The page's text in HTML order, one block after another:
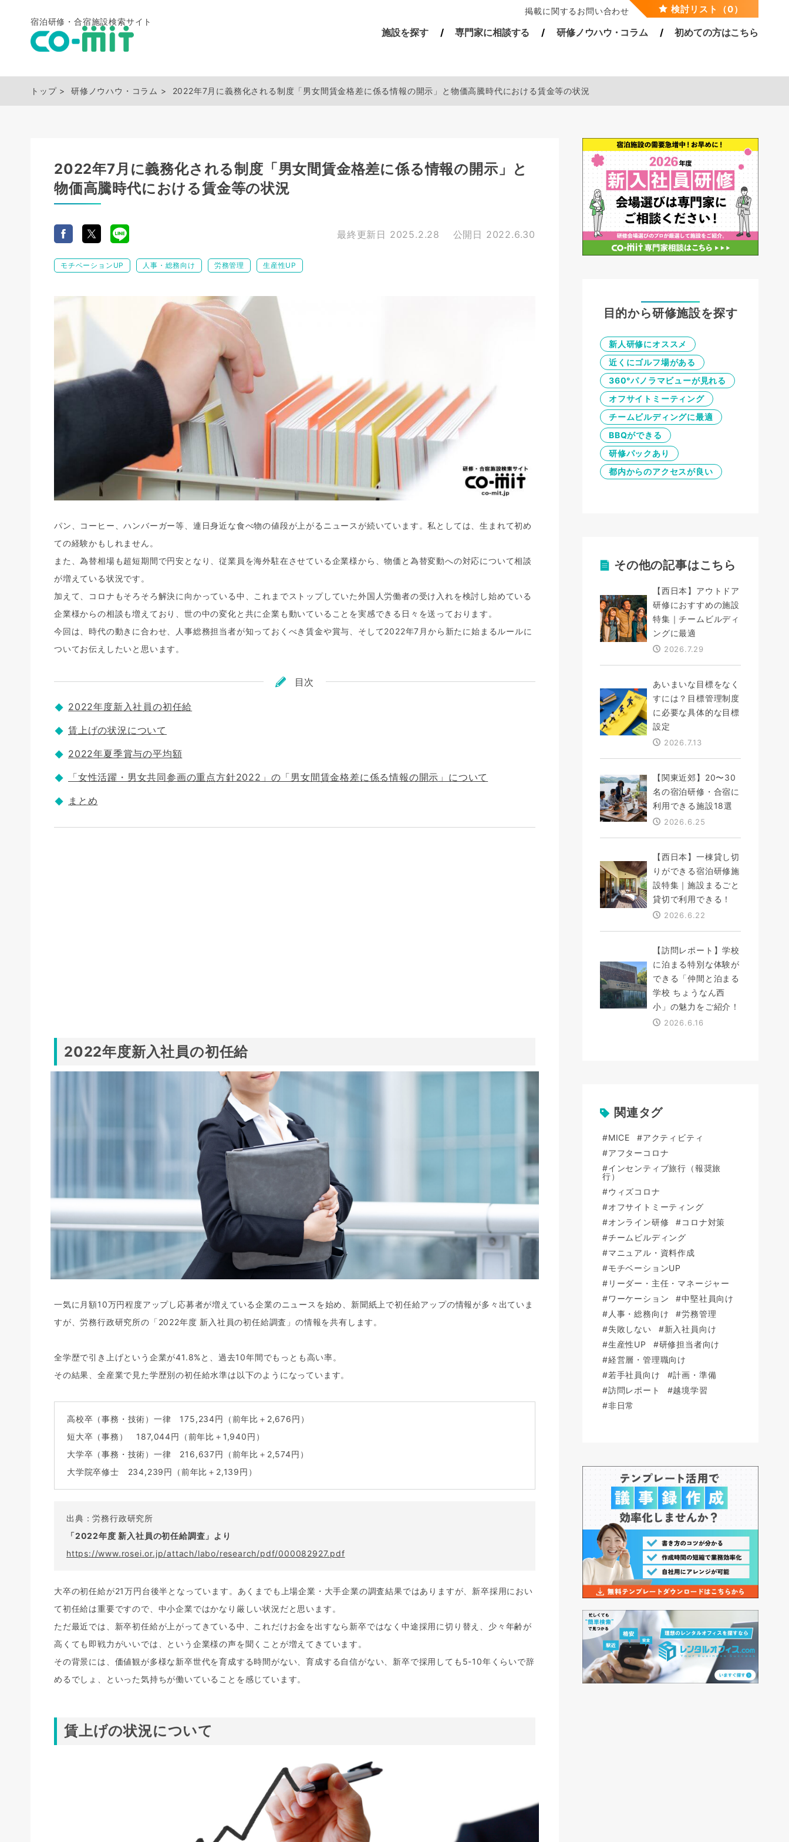
宿泊研修・合宿施設検索サイト
掲載に関するお問い合わせ 検討リスト（0）
施設を探す 専門家に相談する 研修ノウハウ・ コラム 初めての方はこちら
トップ 研修ノウハウ・コラム 2022年7月に義務化される制度「男女間賃金格差に係る情報の開示」と物価高騰時代における賃金等の状況
2022年7月に義務化される制度「男女間賃金格差に係る情報の開示」と
物価高騰時代における賃金等の状況
最終更新日 2025.2.28 公開日 2022.6.30
モチベーションUP 人事・総務向け 労務管理 生産性UP
パン、コーヒー、ハンバーガー等、連日身近な食べ物の値段が上がるニュースが続いています。私としては、生まれて初め
ての経験かもしれません。
また、為替相場も超短期間で円安となり、従業員を海外駐在させている企業様から、物価と為替変動への対応について相談
が増えている状況です。
加えて、コロナもそろそろ解決に向かっている中、これまでストップしていた外国人労働者の受け入れを検討し始めている
企業様からの相談も増えており、世の中の変化と共に企業も動いていることを実感できる日々を送っております。
今回は、時代の動きに合わせ、人事総務担当者が知っておくべき賃金や賞与、そして2022年7月から新たに始まるルールに
ついてお伝えしたいと思います。
目次
2022年度新入社員の初任給
賃上げの状況について
2022年夏季賞与の平均額
「女性活躍・男女共同参画の重点方針2022」の「男女間賃金格差に係る情報の開示」について
まとめ
2022年度新入社員の初任給
一気に月額10万円程度アップし応募者が増えている企業のニュースを始め、新聞紙上で初任給アップの情報が多々出ていま
すが、労務行政研究所の「2022年度 新入社員の初任給調査」の情報を共有します。
全学歴で引き上げという企業が41.8%と、過去10年間でもっとも高い率。
その結果、全産業で見た学歴別の初任給水準は以下のようになっています。
高校卒（事務・技術）一律 175,234円（前年比＋2,676円）
短大卒（事務） 187,044円（前年比＋1,940円）
大学卒（事務・技術）一律 216,637円（前年比＋2,574円）
大学院卒修士 234,239円（前年比＋2,139円）
出典：労務行政研究所
「2022年度 新入社員の初任給調査」より
https://www.rosei.or.jp/attach/labo/research/pdf/000082927.pdf
大卒の初任給が21万円台後半となっています。あくまでも上場企業・大手企業の調査結果ではありますが、新卒採用におい
て初任給は重要ですので、中小企業ではかなり厳しい状況だと思います。
ただ最近では、新卒初任給が上がってきている中、これだけお金を出すなら新卒ではなく中途採用に切り替え、少々年齢が
高くても即戦力がいいでは、という企業様の声を聞くことが増えてきています。
その背景には、価値観が多様な新卒世代を育成する時間がない、育成する自信がない、新卒で採用しても5-10年くらいで辞
めるでしょ、といった気持ちが働いていることを感じています。
賃上げの状況について
目的から研修施設を探す
新人研修にオススメ
近くにゴルフ場がある
360°パノラマビューが見れる
オフサイトミーティング
チームビルディングに最適
BBQができる
研修パックあり
都内からのアクセスが良い
その他の記事はこちら
【西日本】アウトドア
研修におすすめの施設
特集｜チームビルディ
ングに最適
2026.7.29
あいまいな目標をなく
すには？目標管理制度
に必要な具体的な目標
設定
2026.7.13
【関東近郊】20〜30
名の宿泊研修・合宿に
利用できる施設18選
2026.6.25
【西日本】一棟貸し切
りができる宿泊研修施
設特集｜施設まるごと
貸切で利用できる！
2026.6.22
【訪問レポート】学校
に泊まる特別な体験が
できる「仲間と泊まる
学校 ちょうなん西
小」の魅力をご紹介！
2026.6.16
関連タグ
#MICE
#アクティビティ
#アフターコロナ
#インセンティブ旅行（報奨旅
行）
#ウィズコロナ
#オフサイトミーティング
#オンライン研修
#コロナ対策
#チームビルディング
#マニュアル・資料作成
#モチベーションUP
#リーダー・主任・マネージャー
#ワーケーション
#中堅社員向け
#人事・総務向け
#労務管理
#失敗しない
#新入社員向け
#生産性UP
#研修担当者向け
#経営層・管理職向け
#若手社員向け
#計画・準備
#訪問レポート
#越境学習
#非日常